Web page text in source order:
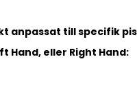
anpassat till specifik
Hand, eller Right Hand: